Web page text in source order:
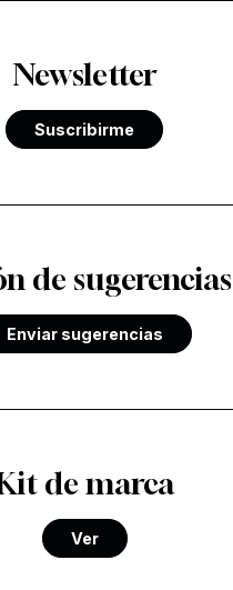
Newsletter
Suscribirme
de sugerencias
Enviar sugerencias
de marca
Ver